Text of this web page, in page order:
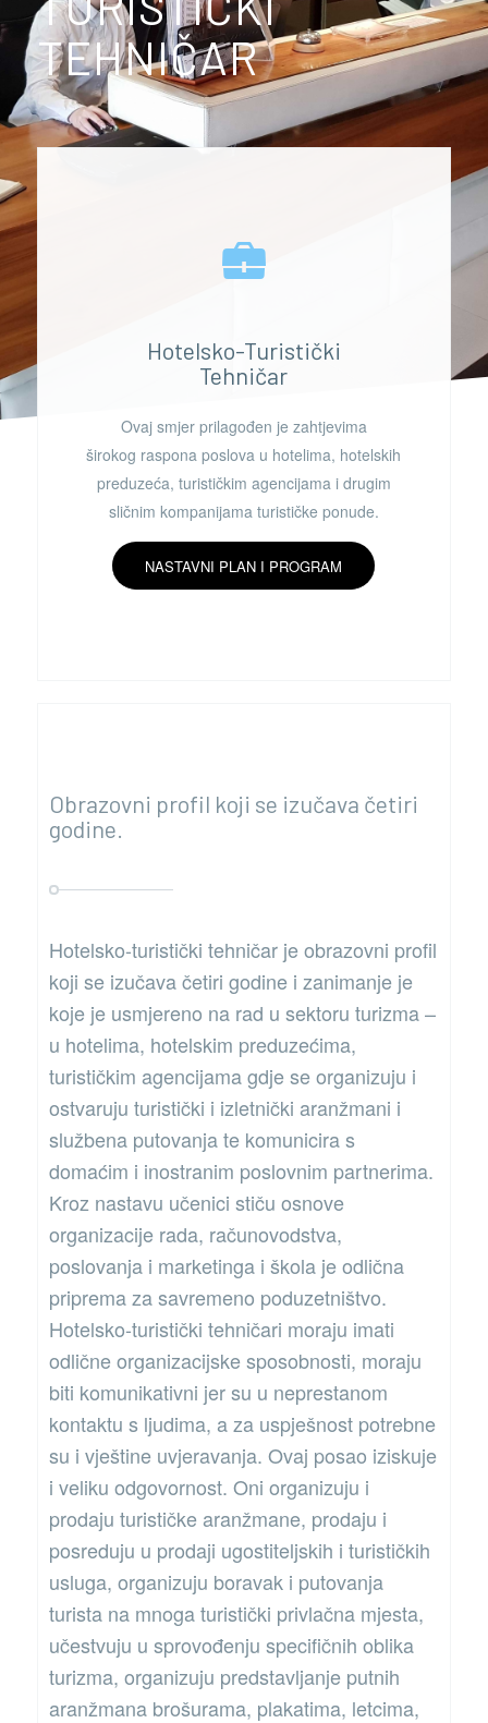
TEHNIČAR
Hotelsko-Turistički
Tehničar
Ovaj smjerprilagođen je zahtjevima
širokog raspona poslova u hotelima, hotelskih
preduzeća, turističkim agencijama i drugim
sličnim kompanijama turističke ponude.
NASTAVNI PLAN I PROGRAM
Obrazovni profil koji se izučava četiri
godine.
Hotelsko-turistički tehničar je obrazovni profil
koji se izučava četiri godine i zanimanje je
koje je usmjereno na rad u sektoru turizma –
u hotelima, hotelskim preduzećima,
turističkim agencijama gdje se organizuju i
ostvaruju turistički i izletnički aranžmani i
službena putovanja te komunicira s
domaćim i inostranim poslovnim partnerima.
Kroz nastavu učenici stiču osnove
organizacije rada, računovodstva,
poslovanja i marketinga i škola je odlična
priprema za savremeno poduzetništvo.
Hotelsko-turistički tehničari moraju imati
odlične organizacijske sposobnosti, moraju
biti komunikativni jer su u neprestanom
kontaktu s ljudima, a za uspješnost potrebne
su i vještine uvjeravanja. Ovaj posao iziskuje
i veliku odgovornost. Oni organizuju i
prodaju turističke aranžmane, prodaju i
posreduju u prodaji ugostiteljskih i turističkih
usluga, organizuju boravak i putovanja
turista na mnoga turistički privlačna mjesta,
učestvuju u sprovođenju specifičnih oblika
turizma, organizuju predstavljanje putnih
aranžmana brošurama, plakatima, letcima,